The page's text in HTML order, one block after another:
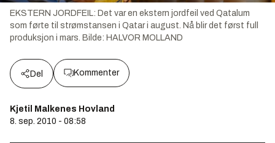
EKSTERN JORDFEIL: Det var en ekstern jordfeil ved Qatalum
som førte til strømstansen i Qatar i august. Nå blir det først full
produksjon i mars. Bilde: HALVOR MOLLAND
Del Kommenter
Kjetil Malkenes Hovland
8. sep. 2010 - 08:58